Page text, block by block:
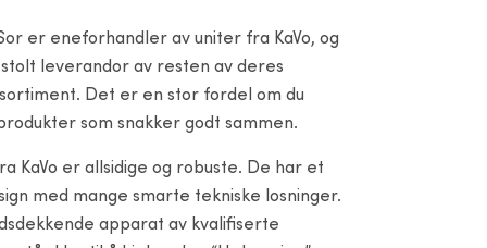
er eneforhandler av uniter fra KaVo, og
leverandor av resten av deres
Det er en stor fordel om du
som snakker godt sammen.
KaVo er allsidige og robuste. De har et
med mange smarte tekniske losninger.
apparat av kvalifiserte